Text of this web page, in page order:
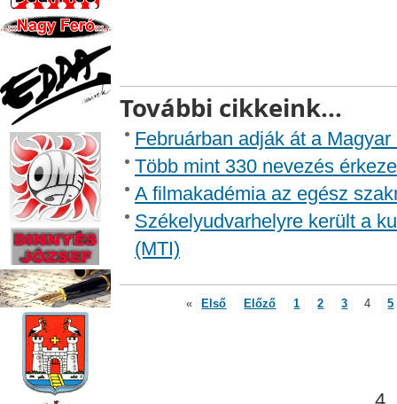
További cikkeink...
Februárban adják át a
Több mint 330 nevezés
A filmakadémia az egész
Székelyudvarhelyre került a
(MTI)
« Első Előző 1 2 3 4 5